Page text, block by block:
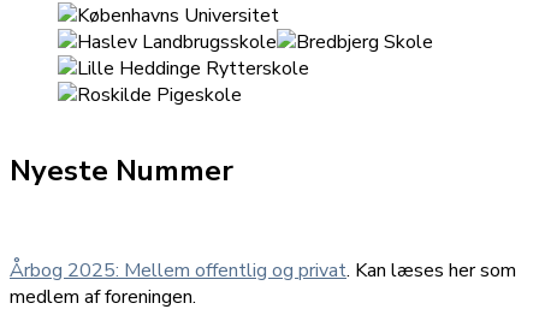
Nyeste Nummer
Årbog 2025: Mellem offentlig og privat. Kan læses her som
medlem af foreningen.